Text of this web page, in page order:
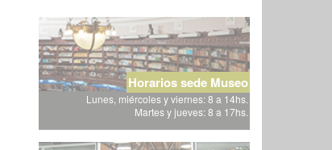
Horarios sede Museo
Lunes, miércoles y viernes: 8 a 14hs.
Martes y jueves: 8 a 17hs.